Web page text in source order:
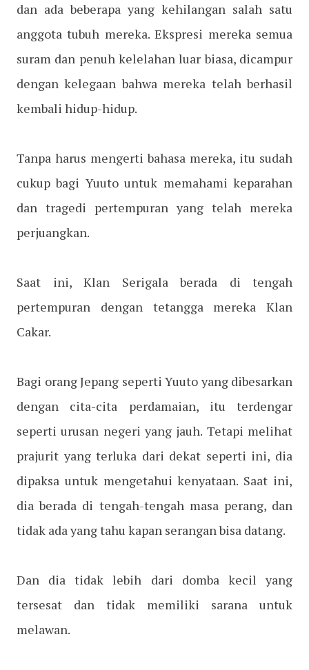
dan ada beberapa yang kehilangan salah satu
anggota tubuh mereka. Ekspresi mereka semua
suram dan penuh kelelahan luar biasa, dicampur
dengan kelegaan bahwa mereka telah berhasil
kembali hidup-hidup.
Tanpa harus mengerti bahasa mereka, itu sudah
cukup bagi Yuuto untuk memahami keparahan
dan tragedi pertempuran yang telah mereka
perjuangkan.
Saat ini, Klan Serigala berada di tengah
pertempuran dengan tetangga mereka Klan
Cakar.
Bagi orang Jepang seperti Yuuto yang dibesarkan
dengan cita-cita perdamaian, itu terdengar
seperti urusan negeri yang jauh. Tetapi melihat
prajurit yang terluka dari dekat seperti ini, dia
dipaksa untuk mengetahui kenyataan. Saat ini,
dia berada di tengah-tengah masa perang, dan
tidak ada yang tahu kapan serangan bisa datang.
Dan dia tidak lebih dari domba kecil yang
tersesat dan tidak memiliki sarana untuk
melawan.